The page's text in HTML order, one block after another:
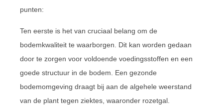
punten:
Ten eerste is het van cruciaal belang om de
bodemkwaliteit te waarborgen. Dit kan worden gedaan
door te zorgen voor voldoende voedingsstoffen en een
goede structuur in de bodem. Een gezonde
bodemomgeving draagt bij aan de algehele weerstand
van de plant tegen ziektes, waaronder rozetgal.